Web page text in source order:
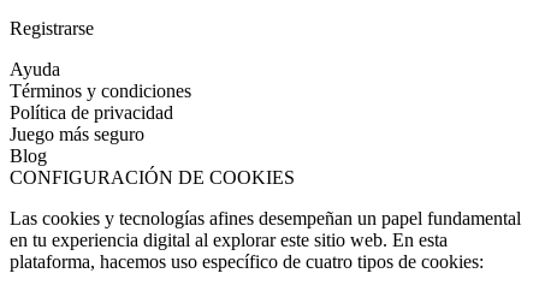
Registrarse
Ayuda
Términos y condiciones
Política de privacidad
Juego más seguro
Blog
CONFIGURACIÓN DE COOKIES
Las cookies y tecnologías afines desempeñan un papel fundamental
en tu experiencia digital al explorar este sitio web. En esta
plataforma, hacemos uso específico de cuatro tipos de cookies: